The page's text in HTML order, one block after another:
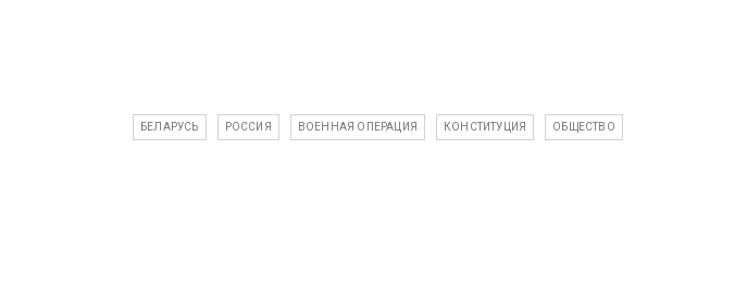
БЕЛАРУСЬ РОССИЯ ВОЕННАЯ ОПЕРАЦИЯ КОНСТИТУЦИЯ ОБЩЕСТВО